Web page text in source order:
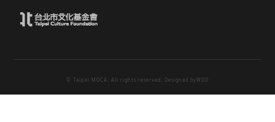
© Taipei MOCA. All rights reserved. Designed byWDD